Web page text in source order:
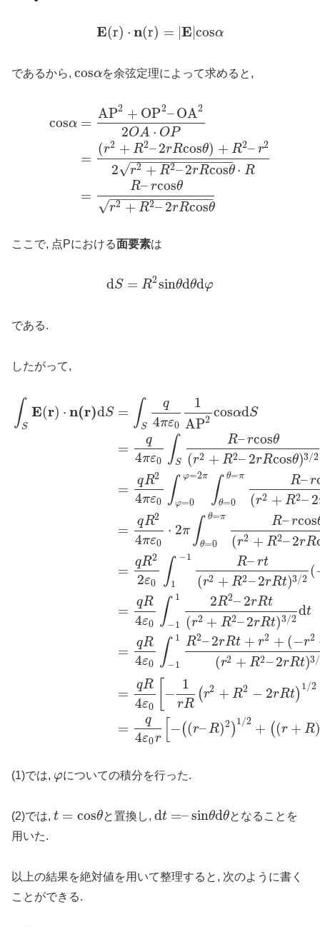
E(r) ⋅ n(r) = |E|cosα
であるから, cosαを余弦定理によって求めると,
cosα =
AP2 + OP2–OA2
2OA ⋅ OP
=
(r2 + R2–2rRcosθ) + R2– r2
2 r2 + R2–2rRcosθ
− −
−−−−−−−−−−−−
√ ⋅ R
=
R– rcosθ
r2 + R2– 2rRcosθ
− −
−−−−−−−−−−−−
√
ここで, 点Pにおける面要素は
dS = R2sinθdθdφ
である.
したがって,
∫S
E(r) ⋅ n(r)dS = ∫S
q
4πε0
1
AP2 cosαdS
=
q
4πε0 ∫S
R–rcosθ
(r2 + R2– 2rRcosθ)3/2
=
qR2
4πε0 ∫ φ=2π
φ=0 ∫ θ=π
θ=0
R–r
(r2 + R2– 2
=
qR2
4πε0
⋅ 2π ∫ θ=π
θ=0
R–rcos
(r2 + R2–2rR
=
qR2
2ε0 ∫ −1
1
R– rt
(r2 + R2–2rRt)3/2
(
=
qR
4ε0 ∫ 1
−1
2R2– 2rRt
(r2 + R2–2rRt)3/2
dt
=
qR
4ε0 ∫ 1
−1
R2–2rRt + r2 + (−r2
(r2 + R2–2rRt)3/
=
qR
4ε0
−
1
rR
(r2 + R2 − 2rRt) 1/2
=
q
4ε0r
−((r–R)2 )1/2 + ((r + R
(1)では, φについての積分を行った.
(2)では, t = cosθと置換し, dt =–sinθdθとなることを
用いた.
以上の結果を絶対値を用いて整理すると, 次のように書く
ことができる.